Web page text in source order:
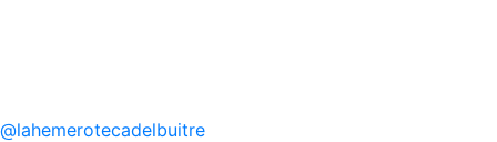
@lahemerotecadelbuitre